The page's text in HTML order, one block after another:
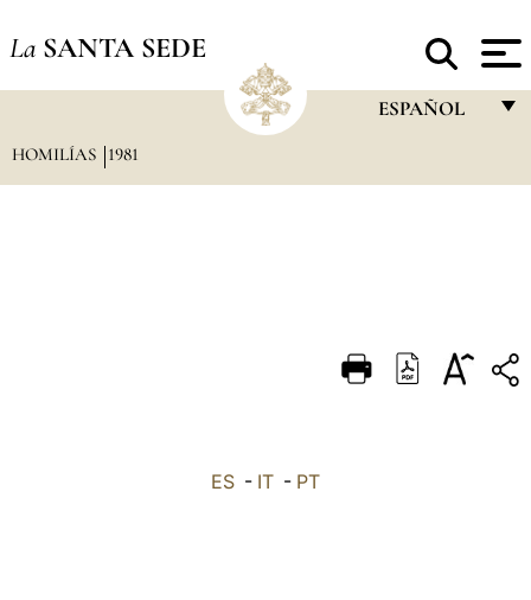
La SANTA SEDE
ESPAÑOL
DEUTSCH
HOMILÍAS 1981
ES - IT - PT